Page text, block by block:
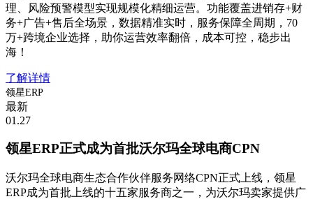
理、风险预警模型实现规模化精细运营。功能覆盖进销存+财
务+广告+售后全场景，数据精准实时，服务保障全周期，70
万+跨境企业选择，助你运营效率翻倍，成本可控，稳步出
海！
了解详情
领星ERP
最新
01.27
领星ERP正式成为首批沃尔玛全球电商CPN
沃尔玛全球电商生态合作伙伴服务网络CPN正式上线，领星
ERP成为首批上线的十五家服务商之一，为沃尔玛卖家提供广